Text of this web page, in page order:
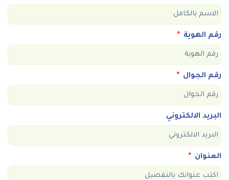
رقم الهوية
رقم الجوال
البريد الالكتروني
العنوان